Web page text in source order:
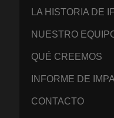
LA HISTORIA DE
NUESTRO
QUÉ CREEMOS
INFORME DE
CONTACTO